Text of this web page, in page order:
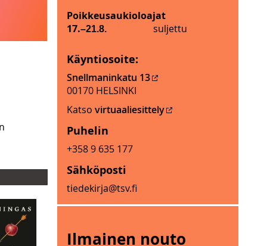
ä
n
u
k
i
o
l
a
j
t
j
o
M
y
m
ä
l
ä
a
u
i
o
j
Poikkeusaukioloajat
17.–21.8. suljettu
Käyntiosoite:
Snellmaninkatu 13
00170 HELSINKI
Katso virtuaaliesittely
Puhelin
+358 9 635 177
Sähköposti
tiedekirja@tsv.fi
Ilmainen nouto